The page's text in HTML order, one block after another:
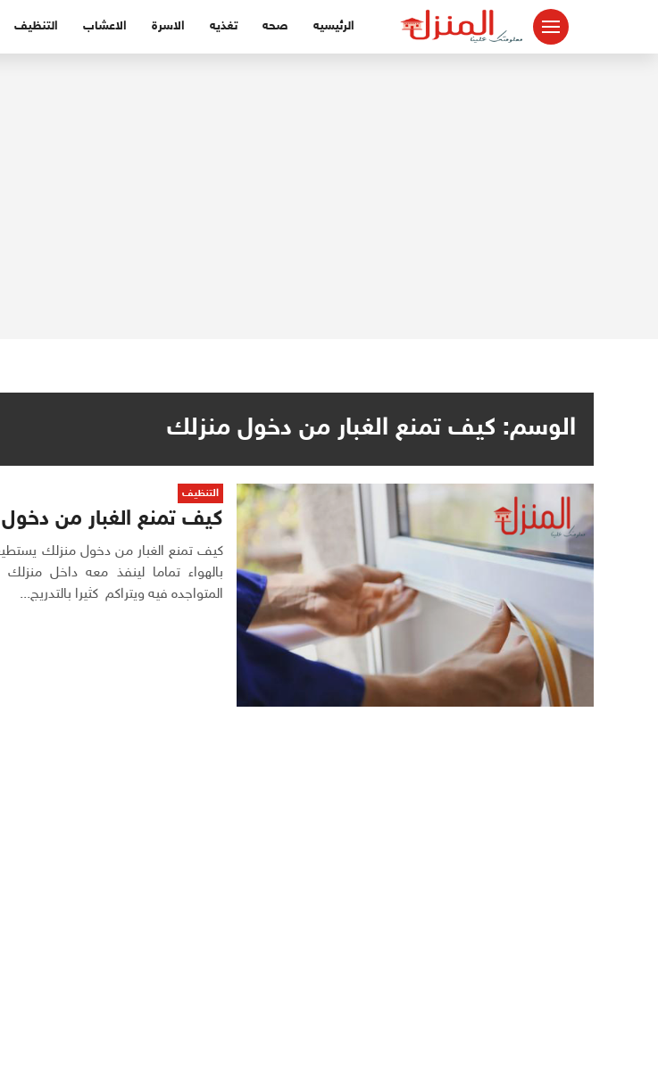
الرئيسيه صحه تغذيه الاسرة الاعشاب التنظيف
الوسم: كيف تمنع الغبار من دخول منزلك
التنظيف
كيف تمنع الغبار من
كيف تمنع الغبار من دخول منزلك يستطيع
بالهواء تماما لينفذ معه داخل
المتواجده فيه ويتراكم كثيرا بالتدريج...